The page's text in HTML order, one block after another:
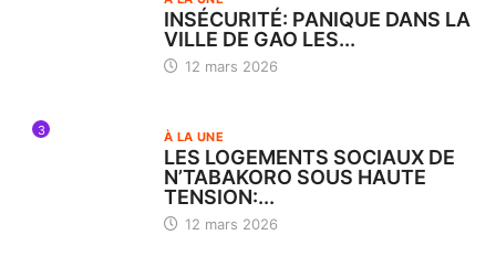
INSÉCURITÉ: PANIQUE DANS LA
VILLE DE GAO LES...
12 mars 2026
3 À LA UNE
LES LOGEMENTS SOCIAUX DE
N’TABAKORO SOUS HAUTE
TENSION:...
12 mars 2026